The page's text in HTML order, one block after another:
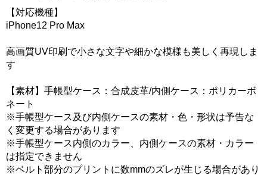
【対応機種】
iPhone12 Pro Max
高画質UV印刷で小さな文字や細かな模様も美しく再現しま
す
【素材】手帳型ケース：合成皮革/内側ケース：ポリカーボ
ネート
※手帳型ケース及び内側ケースの素材・色・形状は予告な
く変更する場合があります
※手帳型ケース内側のカラー、内側ケースの素材・カラー
は指定できません
※ベルト部分のプリントに数mmのズレが生じる場合があり